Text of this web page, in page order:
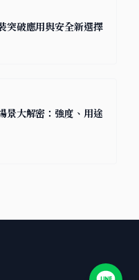
突破應用與安全新選擇
景大解密：強度、用途